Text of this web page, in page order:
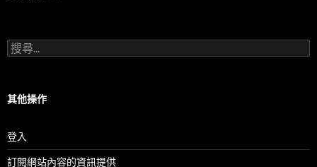
搜
尋
字:
其他操作
登入
訂閱網站內容的資訊提供